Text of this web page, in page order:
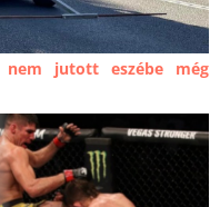
jutott eszébe még